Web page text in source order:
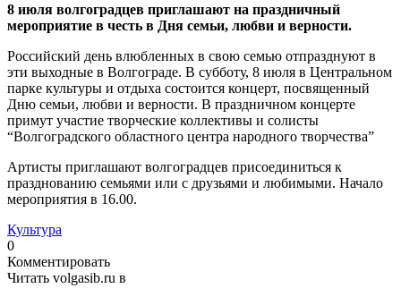
8 июля волгоградцев приглашают на праздничный
мероприятие в честь в Дня семьи, любви и верности.
Российский день влюбленных в свою семью отпразднуют в
эти выходные в Волгограде. В субботу, 8 июля в Центральном
парке культуры и отдыха состоится концерт, посвященный
Дню семьи, любви и верности. В праздничном концерте
примут участие творческие коллективы и солисты
“Волгоградского областного центра народного творчества”
Артисты приглашают волгоградцев присоединиться к
празднованию семьями или с друзьями и любимыми. Начало
мероприятия в 16.00.
Культура
0
Комментировать
Читать volgasib.ru в